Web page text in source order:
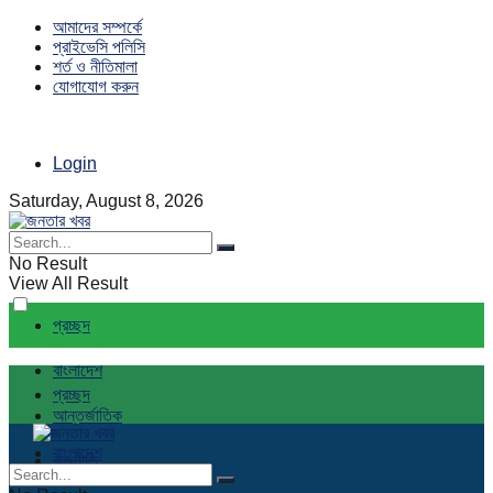
আমাদের সম্পর্কে
প্রাইভেসি পলিসি
শর্ত ও নীতিমালা
যোগাযোগ করুন
Login
Saturday, August 8, 2026
No Result
View All Result
প্রচ্ছদ
বাংলাদেশ
আন্তর্জাতিক
রাজনীতি
প্রচ্ছদ
বাংলাদেশ